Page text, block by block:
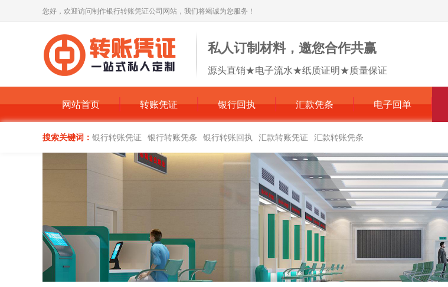
您好，欢迎访问制作银行转账凭证公司网站，我们将竭诚为您服务！
私人订制材料，邀您合作共赢
源头直销★电子流水★纸质证明★质量保证
网站首页 转账凭证 银行回执 汇款凭条 电子回单
搜索关键词： 银行转账凭证 银行转账凭条 银行转账回执 汇款转账凭证 汇款转账凭条